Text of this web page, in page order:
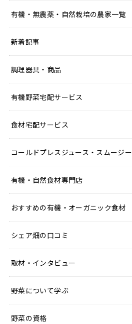
有機・無農薬・自然栽培の農家一覧
新着記事
調理器具・商品
有機野菜宅配サービス
食材宅配サービス
コールドプレスジュース・スムージー
有機・自然食材専門店
おすすめの有機・オーガニック食材
シェア畑の口コミ
取材・インタビュー
野菜について学ぶ
野菜の資格